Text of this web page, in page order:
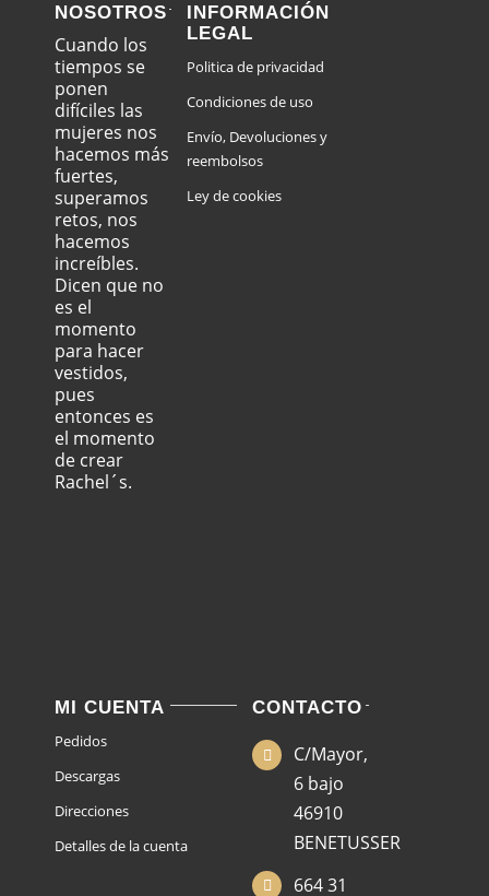
NOSOTROS
Cuando los
tiempos se
ponen
difíciles las
mujeres nos
hacemos más
fuertes,
superamos
retos, nos
hacemos
increíbles.
Dicen que no
es el
momento
para hacer
vestidos,
pues
entonces es
el momento
de crear
Rachel´s.
INFORMACIÓN
LEGAL
Politica de privacidad
Condiciones de uso
Envío, Devoluciones y
reembolsos
Ley de cookies
MI CUENTA
Pedidos
Descargas
Direcciones
Detalles de la cuenta
CONTACTO
C/Mayor,
6 bajo
46910
BENETUSSER
664 31